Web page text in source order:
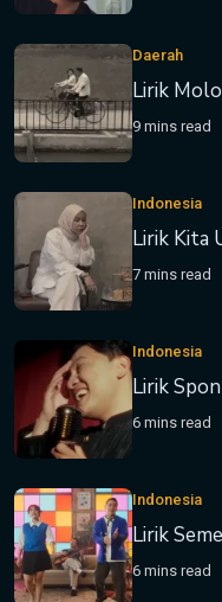
Daerah
Lirik
9 mins read
Indonesia
Lirik Kita
7 mins read
Indonesia
Lirik
6 mins read
Indonesia
Lirik
6 mins read